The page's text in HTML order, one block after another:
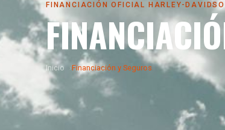
FINANCIACIÓN OFICIAL HARLEY-
Inicio Financiación y Seguros